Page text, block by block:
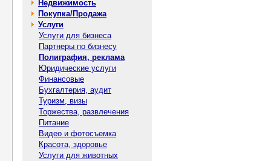
Недвижимость
Покупка/Продажа
Услуги
Услуги для бизнеса
Партнеры по бизнесу
Полиграфия, реклама
Юридические услуги
Финансовые
Бухгалтерия, аудит
Туризм, визы
Торжества, развлечения
Питание
Видео и фотосъемка
Красота, здоровье
Услуги для животных